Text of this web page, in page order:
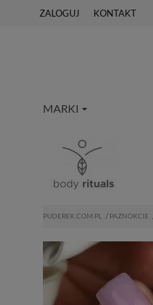
ZALOGUJ KONTAKT
MARKI
PUDEREK.COM.PL PAZNOKCIE